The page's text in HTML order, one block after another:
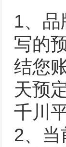
1、
写的
结您
天预
千川
2、